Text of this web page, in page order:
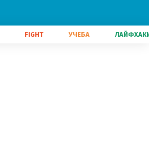
FIGHT УЧЕБА